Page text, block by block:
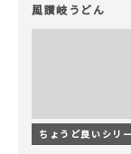
風讃岐うどん
ちょうど良いシリ